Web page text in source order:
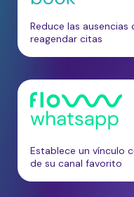
Reduce las
reagendar citas
Establece un vínculo
de su canal favorito